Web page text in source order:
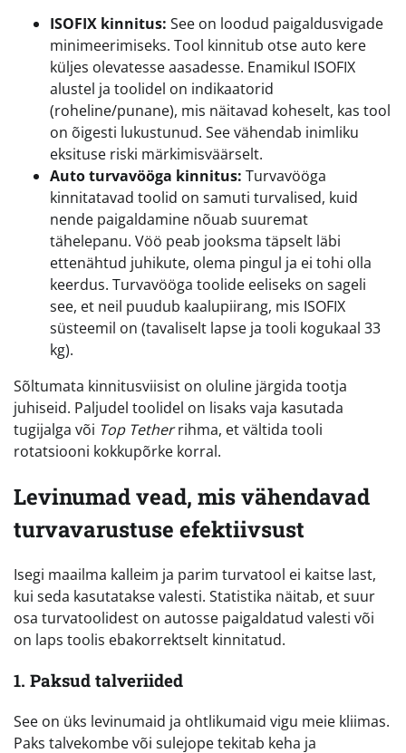
ISOFIX kinnitus: See on loodud paigaldusvigade
minimeerimiseks. Tool kinnitub otse auto kere
küljes olevatesse aasadesse. Enamikul ISOFIX
alustel ja toolidel on indikaatorid
(roheline/punane), mis näitavad koheselt, kas tool
on õigesti lukustunud. See vähendab inimliku
eksituse riski märkimisväärselt.
Auto turvavööga kinnitus: Turvavööga
kinnitatavad toolid on samuti turvalised, kuid
nende paigaldamine nõuab suuremat
tähelepanu. Vöö peab jooksma täpselt läbi
ettenähtud juhikute, olema pingul ja ei tohi olla
keerdus. Turvavööga toolide eeliseks on sageli
see, et neil puudub kaalupiirang, mis ISOFIX
süsteemil on (tavaliselt lapse ja tooli kogukaal 33
kg).
Sõltumata kinnitusviisist on oluline järgida tootja
juhiseid. Paljudel toolidel on lisaks vaja kasutada
tugijalga või Top Tetherrihma, et vältida tooli
rotatsiooni kokkupõrke korral.
Levinumad vead, mis vähendavad
turvavarustuse efektiivsust
Isegi maailma kalleim ja parim turvatool ei kaitse last,
kui seda kasutatakse valesti. Statistika näitab, et suur
osa turvatoolidest on autosse paigaldatud valesti või
on laps toolis ebakorrektselt kinnitatud.
1. Paksud talveriided
See on üks levinumaid ja ohtlikumaid vigu meie kliimas.
Paks talvekombe või sulejope tekitab keha ja